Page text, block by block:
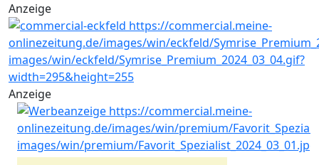
Anzeige
Anzeige